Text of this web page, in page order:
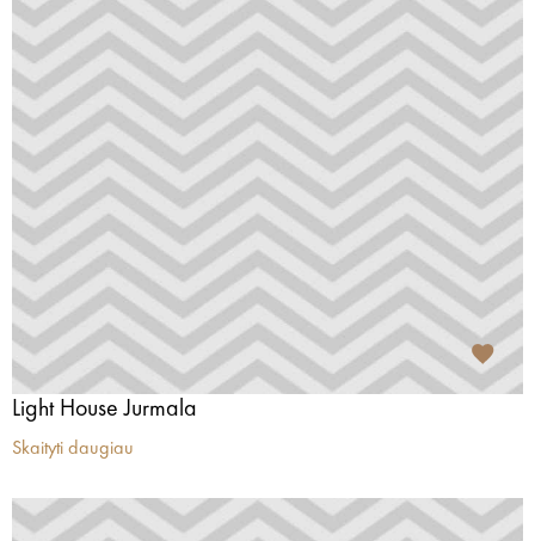
Light House Jurmala
Skaityti daugiau